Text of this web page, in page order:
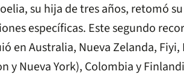
su hija de tres años, retomó
específicas. Este segundo
en Australia, Nueva Zelanda,
y Nueva York), Colombia y